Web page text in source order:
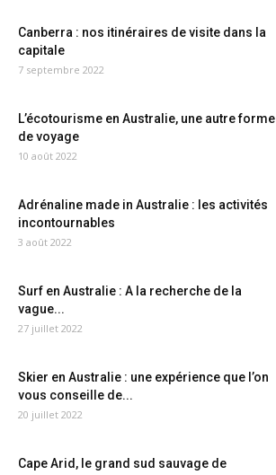
Canberra : nos itinéraires de visite dans la
capitale
7 septembre 2022
L’écotourisme en Australie, une autre forme
de voyage
10 août 2022
Adrénaline made in Australie : les activités
incontournables
3 août 2022
Surf en Australie : A la recherche de la
vague...
27 juillet 2022
Skier en Australie : une expérience que l’on
vous conseille de...
20 juillet 2022
Cape Arid, le grand sud sauvage de